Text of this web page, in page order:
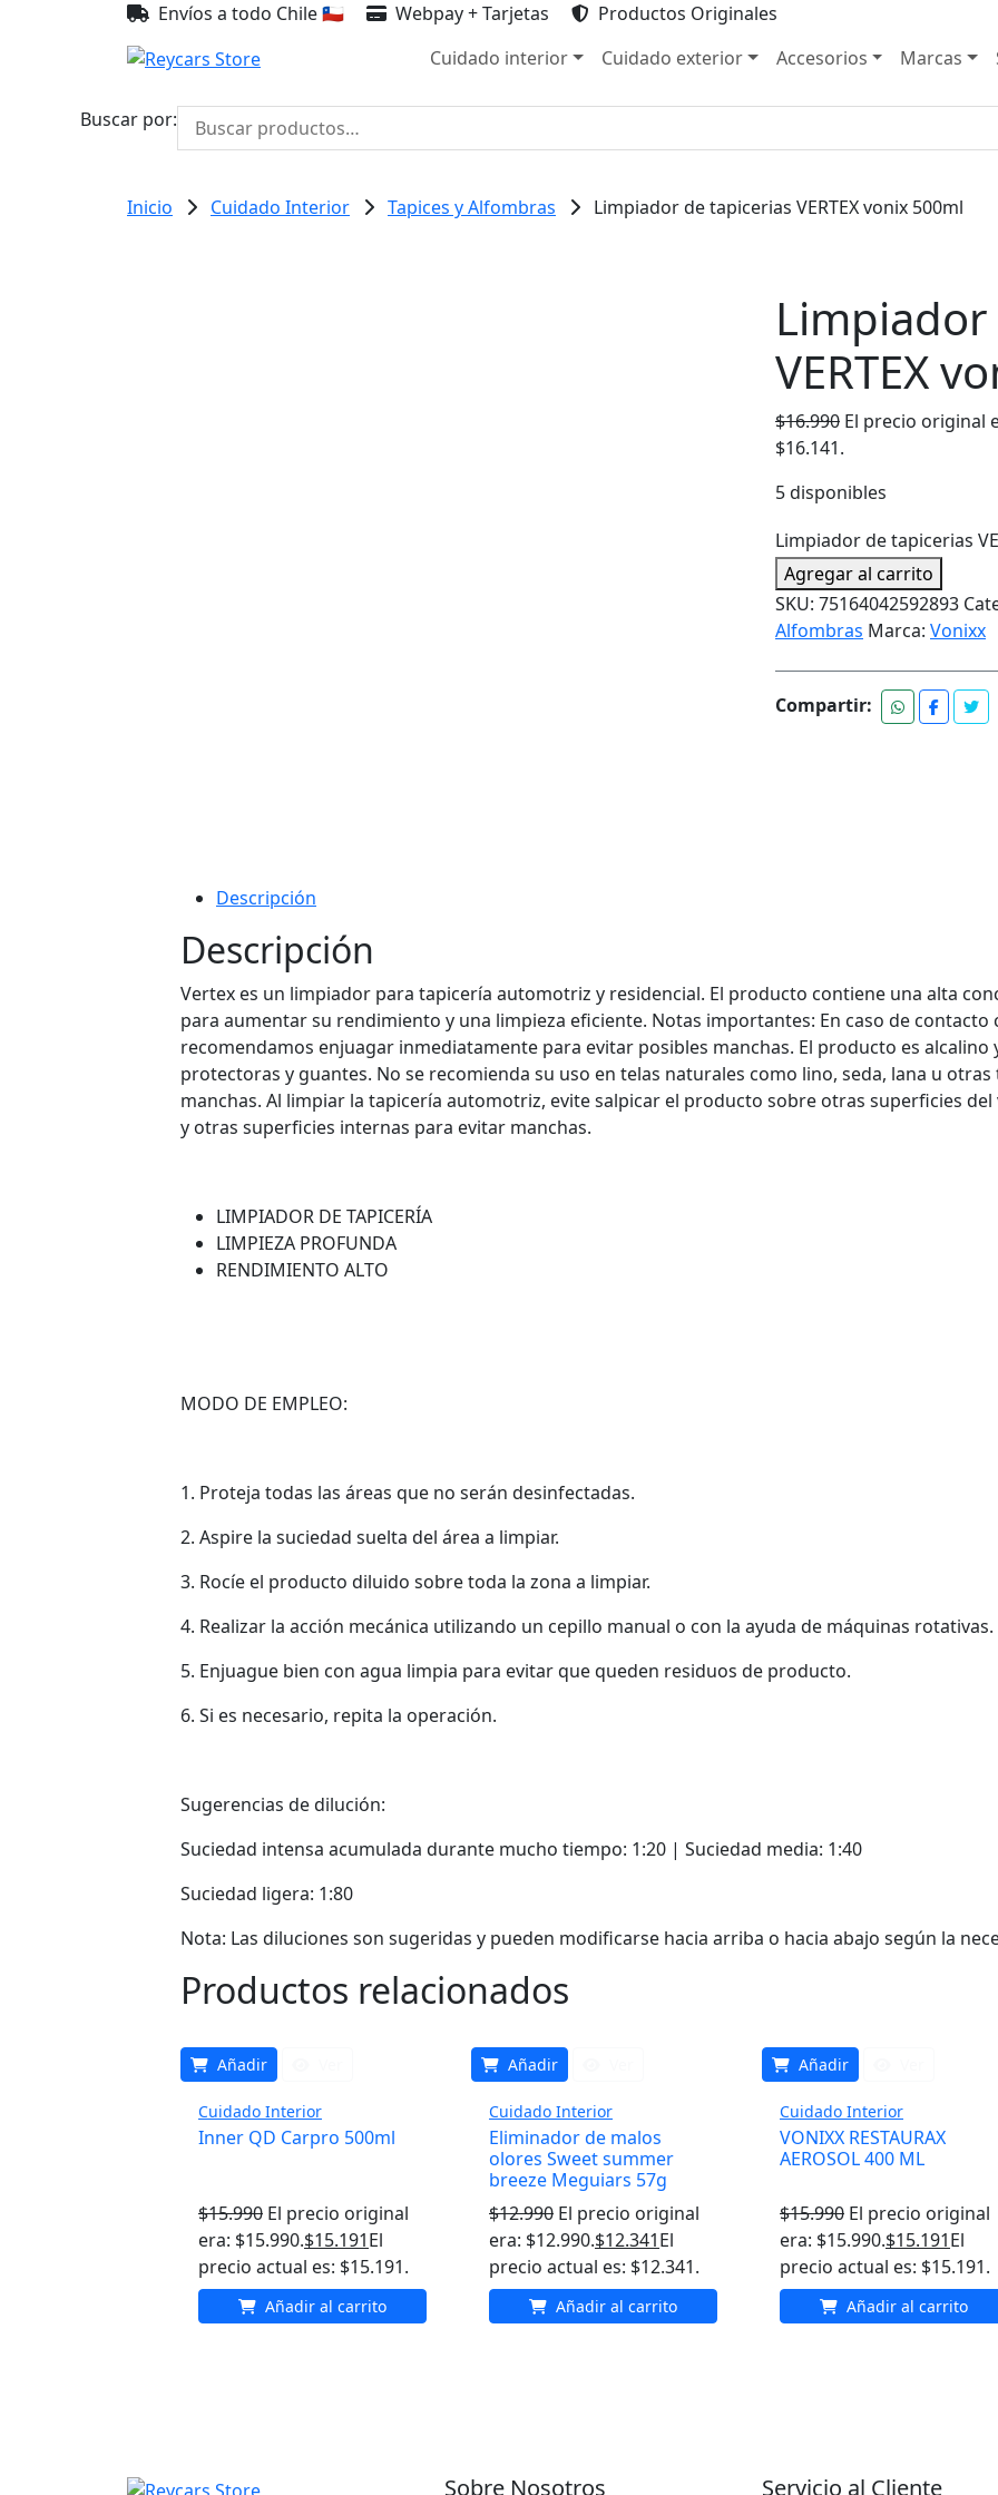
Envíos a todo Chile 🇨🇱 Webpay + Tarjetas
Productos Originales
Cuidado interior
Cuidado exterior Accesorios Marcas
Buscar por:
Inicio Cuidado Interior Tapices y Alfombras Limpiador de tapicerias VERTEX vonix 500ml
VERTEX
$16.990 El precio original
$16.141.
5 disponibles
Limpiador de tapicerias
Agregar al carrito
SKU: 75164042592893
Alfombras Marca: Vonixx
Compartir:
Descripción
Descripción
Vertex es un limpiador para tapicería automotriz y residencial. El producto contiene una alta
para aumentar su rendimiento y una limpieza eficiente. Notas importantes: En caso de contacto
recomendamos enjuagar inmediatamente para evitar posibles manchas. El producto es alcalino
protectoras y guantes. No se recomienda su uso en telas naturales como lino, seda, lana u
manchas. Al limpiar la tapicería automotriz, evite salpicar el producto sobre otras superficies
y otras superficies internas para evitar manchas.
LIMPIADOR DE TAPICERÍA
LIMPIEZA PROFUNDA
RENDIMIENTO ALTO
MODO DE EMPLEO:
1. Proteja todas las áreas que no serán desinfectadas.
2. Aspire la suciedad suelta del área a limpiar.
3. Rocíe el producto diluido sobre toda la zona a limpiar.
4. Realizar la acción mecánica utilizando un cepillo manual o con la ayuda de máquinas rotativas.
5. Enjuague bien con agua limpia para evitar que queden residuos de producto.
6. Si es necesario, repita la operación.
Sugerencias de dilución:
Suciedad intensa acumulada durante mucho tiempo: 1:20 | Suciedad media: 1:40
Suciedad ligera: 1:80
Nota: Las diluciones son sugeridas y pueden modificarse hacia arriba o hacia abajo según la
Productos relacionados
Añadir
Cuidado Interior
Inner QD Carpro 500ml
$15.990 El precio original
era: $15.990.$15.191El
precio actual es: $15.191.
Añadir al carrito
Añadir
Cuidado Interior
Eliminador de malos
olores Sweet summer
breeze Meguiars 57g
$12.990 El precio original
era: $12.990.$12.341El
precio actual es: $12.341.
Añadir al carrito
Añadir
Cuidado Interior
VONIXX RESTAURAX
AEROSOL 400 ML
$15.990 El precio original
era: $15.990.$15.191El
precio actual es: $15.191.
Añadir al carrito
Sobre Nosotros Servicio al Cliente